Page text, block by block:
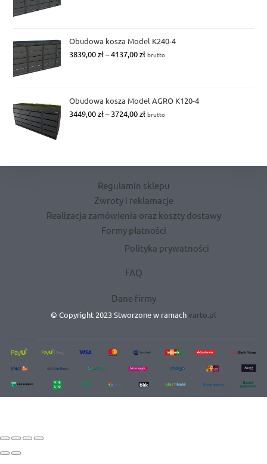
Obudowa kosza Model K240-4
3839,00zł –4137,00złZakres
brutto
Obudowa kosza Model AGRO K120-4
3449,00zł – 3724,00złZakres
do
3724,00 zł
brutto
Regulamin sklepu
Zwroty i reklamacje
Realizacja zamówienia oraz koszty dostawy
Formy płatności
Polityka prywatności
FAQ
Dane firmy
© Copyright 2023 Stworzone w ramachvarto.pl